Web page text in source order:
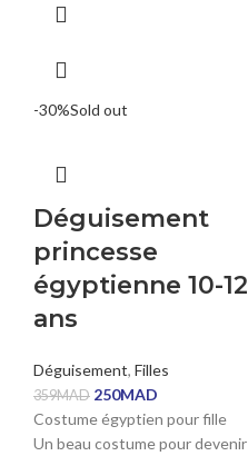
-30%Sold out
Déguisement
princesse
égyptienne 10-12
ans
Déguisement, Filles
359MAD 250MAD
Costume égyptien pour fille
Un beau costume pour devenir